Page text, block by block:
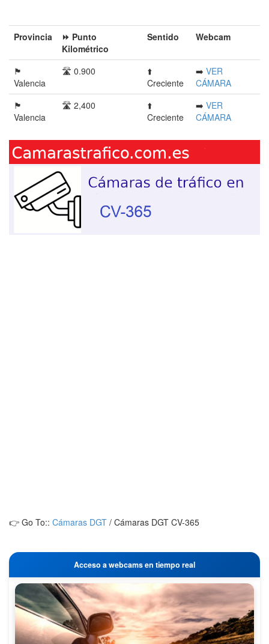
Provincia󠁭󠁶󠁳󠁣󠁿
⏩ Punto
Kilométrico
Sentido Webcam
🏴󠁭󠁶󠁳󠁣󠁿
Valencia
🛣️ 0.900
⬆️
Creciente
➡️ VER
CÁMARA
🏴󠁭󠁶󠁳󠁣󠁿
Valencia
🛣️ 2,400
⬆️
Creciente
➡️ VER
CÁMARA
👉 Go To:: Cámaras DGT / Cámaras DGT CV-365
Acceso a webcams en tiempo real